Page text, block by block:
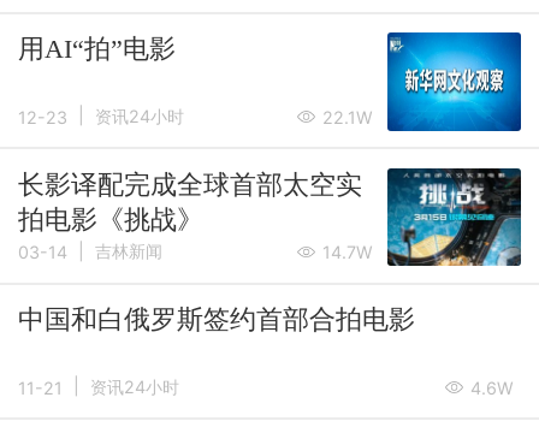
用AI“拍”电影
12-23 资讯24小时 22.1W
长影译配完成全球首部太空实
拍电影《挑战》
03-14 吉林新闻 14.7W
中国和白俄罗斯签约首部合拍电影
11-21 资讯24小时 4.6W